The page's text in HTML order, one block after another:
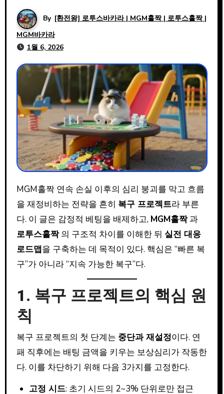
By [환전왕] 로투스바카라 | MGM홀짝 | 로투스홀짝 |
MGM바카라
1월 6, 2026
MGM홀짝 연속 손실 이후의 심리 붕괴를 막고 흐름
을 재정비하는 전략을 흔히 복구 프로젝트라 부른
다. 이 글은 감정적 베팅을 배제하고, MGM홀짝과
로투스홀짝의 구조적 차이를 이해한 뒤 실전 대응
로드맵을 구축하는 데 목적이 있다. 핵심은 “빠른 복
구”가 아니라 “지속 가능한 복구”다.
1. 복구 프로젝트의 핵심 원
칙
복구 프로젝트의 첫 단계는 중단과 재설정이다. 연
패 직후에는 배팅 금액을 키우는 보상심리가 작동한
다. 이를 차단하기 위해 다음 3가지를 고정한다.
고정 시드: 초기 시드의 2~3% 단위로만 접근